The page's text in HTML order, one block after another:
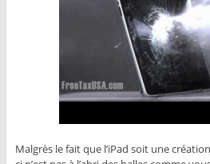
Malgrès le fait que l’iPad soit une